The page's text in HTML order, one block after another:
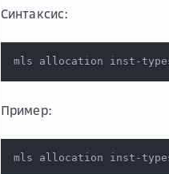
Синтаксис:
mls allocation inst-
Пример:
mls allocation inst-types